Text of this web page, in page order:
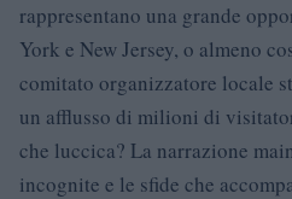
rappresentano una grande
York e New Jersey, o almeno
comitato organizzatore locale
un afflusso di milioni di
che luccica? La narrazione
incognite e le sfide che